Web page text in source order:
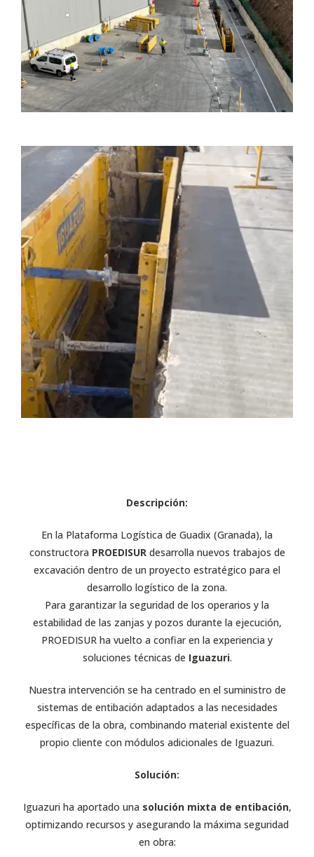
Descripción:
En la Plataforma Logística de Guadix (Granada), la
constructora PROEDISURdesarrolla nuevos trabajos de
excavación dentro de un proyecto estratégico para el
desarrollo logístico de la zona.
Para garantizar la seguridad de los operarios y la
estabilidad de las zanjas y pozos durante la ejecución,
PROEDISUR ha vuelto a confiar en la experiencia y
soluciones técnicas de Iguazuri.
Nuestra intervención se ha centrado en el suministro de
sistemas de entibación adaptados a las necesidades
específicas de la obra, combinando material existente del
propio cliente con módulos adicionales de Iguazuri.
Solución:
Iguazuri ha aportado una solución mixta de entibación,
optimizando recursos y asegurando la máxima seguridad
en obra: